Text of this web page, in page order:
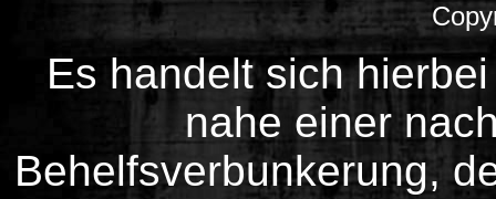
Es handelt sich
nahe einer
Behelfsverbunkerung,